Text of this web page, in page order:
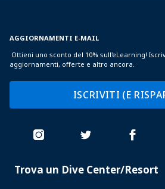
AGGIORNAMENTI E-MAIL
Ottieni uno sconto del 10% sull'eLearning!
aggiornamenti, offerte e altro ancora.
ISCRIVITI (E
PADI
Trova un Dive Center/Resort